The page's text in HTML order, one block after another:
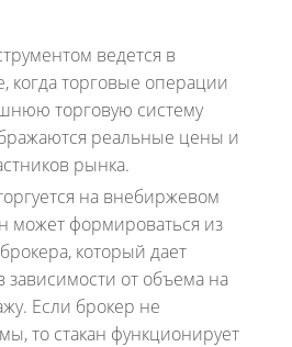
ведется в
торговые операции
торговую систему
реальные цены и
рынка.
на внебиржевом
может формироваться из
который дает
от объема на
Если брокер не
то стакан функционирует